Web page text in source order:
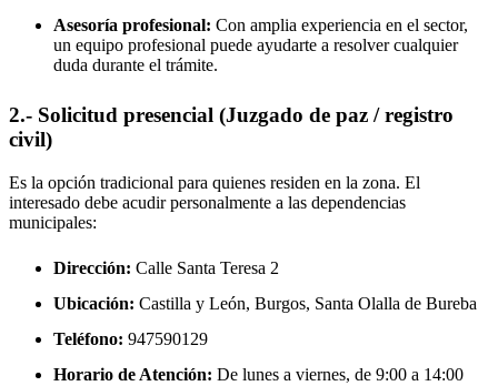
Asesoría profesional: Con amplia experiencia en el sector,
un equipo profesional puede ayudarte a resolver cualquier
duda durante el trámite.
2.- Solicitud presencial (Juzgado de paz / registro
civil)
Es la opción tradicional para quienes residen en la zona. El
interesado debe acudir personalmente a las dependencias
municipales:
Dirección: Calle Santa Teresa 2
Ubicación: Castilla y León, Burgos, Santa Olalla de Bureba
Teléfono: 947590129
Horario de Atención: De lunes a viernes, de 9:00 a 14:00